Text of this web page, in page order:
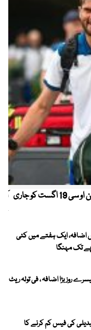
کیریبین پریمیئر لیگ ، قومی کرکٹرز کو این او سی 19 اگست کو جاری
اضافہ، ایک ہفتے میں کئی
روز بڑا اضافہ ، فی تولہ ریٹ
کی فیس کم کرنے کا